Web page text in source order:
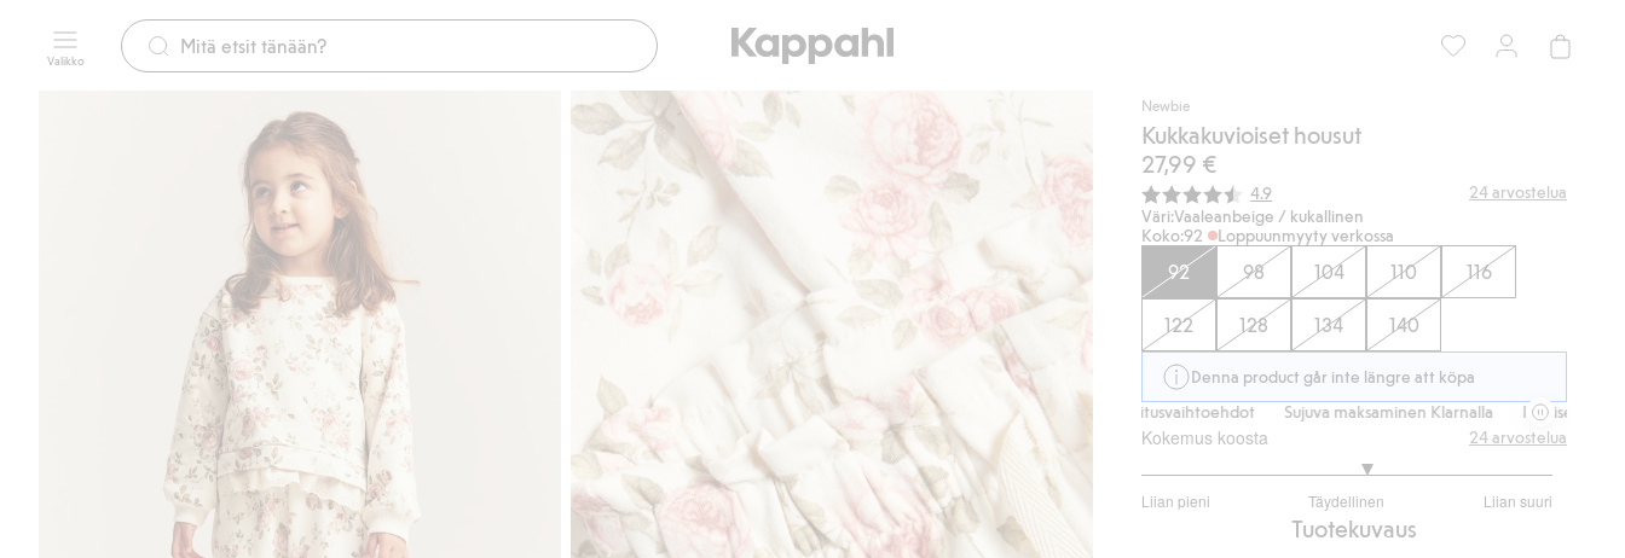
Valikko
Newbie
Kukkakuvioiset housut
27,99 €
Keskimääräinen luokitus:
4.9 24arvostelua
Väri:Vaaleanbeige / kukallinen
Koko:92 Loppuunmyyty verkossa
92 98 104 110 116
122 128 134 140
Denna product går inte längre att köpa
Sujuva maksaminen Klarnalla
Ilmaiset toimitusvaihtoehdot Sujuva maksaminen Klarnalla Ilmaiset
Kokemus koosta
Liian pieni Täydellinen Liian suuri
/
24arvostelua
Tuotekuvaus